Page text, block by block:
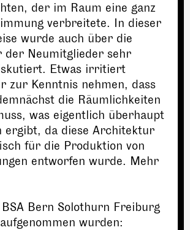
der im Raum eine ganz
verbreitete. In dieser
wurde auch über die
der Neumitglieder sehr
Etwas irritiert
zur Kenntnis nehmen, dass
die Räumlichkeiten
was eigentlich überhaupt
ergibt, da diese Architektur
für die Produktion von
entworfen wurde. Mehr
Bern Solothurn Freiburg
wurden: